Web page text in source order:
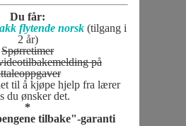
Du får:
flytende norsk (tilgang i
2 år)
Spørretimer
på
til å kjøpe hjelp fra lærer
du ønsker det.
*
tilbake"-garanti